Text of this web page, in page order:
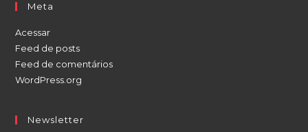
Meta
Acessar
Feed de posts
Feed de comentários
WordPress.org
Newsletter